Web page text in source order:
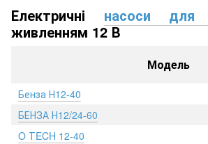
Електричні насоси для
живленням 12 В
Модель
Бенза Н12-40
БЕНЗА Н12/24-60
O ТECH 12-40